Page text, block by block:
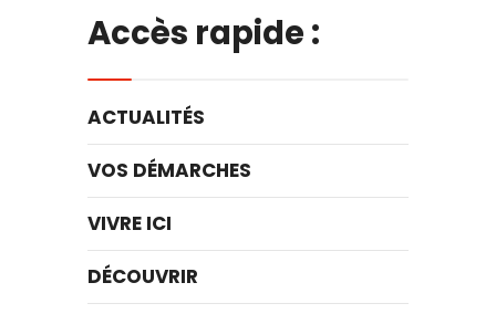
Accès rapide :
ACTUALITÉS
VOS DÉMARCHES
VIVRE ICI
DÉCOUVRIR